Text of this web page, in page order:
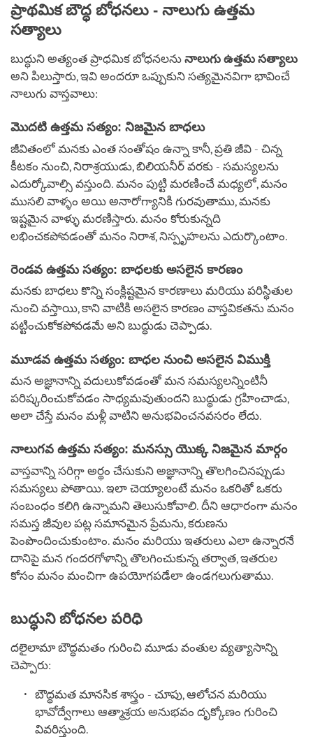
ప్రాథమిక బౌద్ధ బోధనలు - నాలుగు ఉత్తమ
సత్యాలు
బుద్ధుని అత్యంత ప్రాధమిక బోధనలను నాలుగు ఉత్తమ సత్యాలు
అని పిలుస్తారు, ఇవి అందరూ ఒప్పుకుని సత్యమైనవిగా భావించే
నాలుగు వాస్తవాలు:
మొదటి ఉత్తమ సత్యం: నిజమైన బాధలు
జీవితంలో మనకు ఎంత సంతోషం ఉన్నా కానీ, ప్రతి జీవి - చిన్న
కీటకం నుంచి, నిరాశ్రయుడు, బిలియనీర్ వరకు - సమస్యలను
ఎదుర్కోవాల్సి వస్తుంది. మనం పుట్టి మరణించే మధ్యలో, మనం
ముసలి వాళ్ళం అయి అనారోగ్యానికి గురవుతాము, మనకు
ఇష్టమైన వాళ్ళు మరణిస్తారు. మనం కోరుకున్నది
లభించకపోవడంతో మనం నిరాశ, నిస్పృహలను ఎదుర్కొంటాం.
రెండవ ఉత్తమ సత్యం: బాధలకు అసలైన కారణం
మనకు బాధలు కొన్ని సంక్లిష్టమైన కారణాలు మరియు పరిస్థితుల
నుంచి వస్తాయి, కాని వాటికి అసలైన కారణం వాస్తవికతను మనం
పట్టించుకోకపోవడమే అని బుద్ధుడు చెప్పాడు.
మూడవ ఉత్తమ సత్యం: బాధల నుంచి అసలైన విముక్తి
మన అజ్ఞానాన్ని వదులుకోవడంతో మన సమస్యలన్నింటినీ
పరిష్కరించుకోవడం సాధ్యమవుతుందని బుద్ధుడు గ్రహించాడు,
అలా చేస్తే మనం మళ్లీ వాటిని అనుభవించనవసరం లేదు.
నాలుగవ ఉత్తమ సత్యం: మనస్సు యొక్క నిజమైన మార్గం
వాస్తవాన్ని సరిగ్గా అర్థం చేసుకుని అజ్ఞానాన్ని తొలగించినప్పుడు
సమస్యలు పోతాయి. ఇలా చెయ్యాలంటే మనం ఒకరితో ఒకరు
సంబంధం కలిగి ఉన్నామని తెలుసుకోవాలి. దీని ఆధారంగా మనం
సమస్త జీవుల పట్ల సమానమైన ప్రేమను, కరుణను
పెంపొందించుకుంటాం. మనం మరియు ఇతరులు ఎలా ఉన్నారనే
దానిపై మన గందరగోళాన్ని తొలగించుకున్న తర్వాత, ఇతరుల
కోసం మనం మంచిగా ఉపయోగపడేలా ఉండగలుగుతాము.
బుద్ధుని బోధనల పరిధి
దలైలామా బౌద్ధమతం గురించి మూడు వంతుల వ్యత్యాసాన్ని
చెప్పారు:
బౌద్ధమత మానసిక శాస్త్రం - చూపు, ఆలోచన మరియు
భావోద్వేగాలు ఆత్మాశ్రయ అనుభవం దృక్కోణం గురించి
వివరిస్తుంది.